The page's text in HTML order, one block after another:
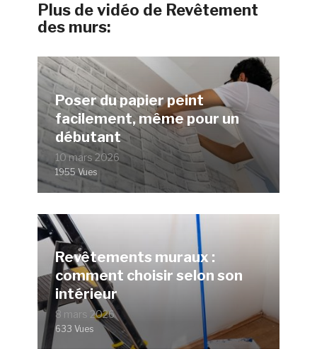
Plus de vidéo de Revêtement
des murs:
Poser du papier peint
facilement, même pour un
débutant
10 mars 2026
1955 Vues
Revêtements muraux :
comment choisir selon son
intérieur
8 mars 2026
633 Vues